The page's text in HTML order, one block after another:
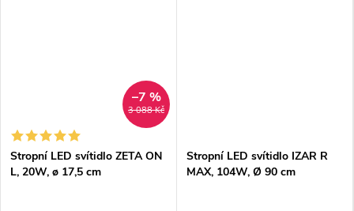
3 088 Kč
–7 %
Stropní LED svítidlo ZETA ON
L, 20W, ø 17,5 cm
Stropní LED svítidlo IZAR R
MAX, 104W, Ø 90 cm